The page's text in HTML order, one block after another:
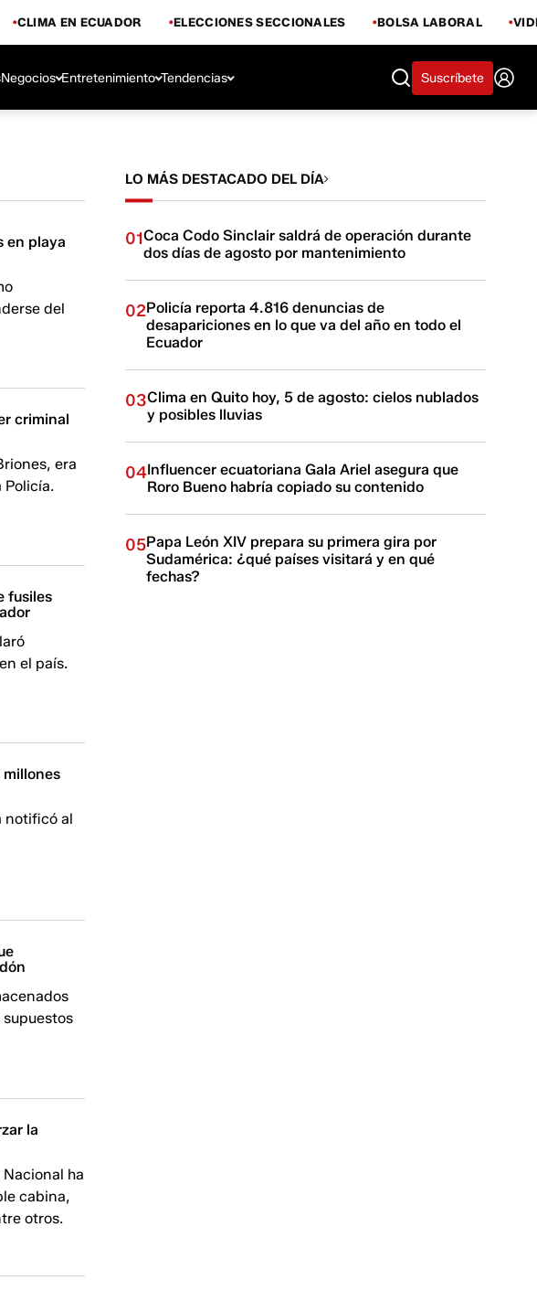
CLIMA EN ECUADOR ELECCIONES SECCIONALES BOLSA LABORAL
Negocios Entretenimiento Tendencias Suscríbete
en playa
del
criminal
era
Policía.
fusiles
el país.
millones
notificó al
la
ha
cabina,
otros.
LO MÁS DESTACADO DEL DÍA
01Coca Codo Sinclair saldrá de operación durante
dos días de agosto por mantenimiento
02Policía reporta 4.816 denuncias de
desapariciones en lo que va del año en todo el
Ecuador
03Clima en Quito hoy, 5 de agosto: cielos nublados
y posibles lluvias
04Influencer ecuatoriana Gala Ariel asegura que
Roro Bueno habría copiado su contenido
05Papa León XIV prepara su primera gira por
Sudamérica: ¿qué países visitará y en qué
fechas?